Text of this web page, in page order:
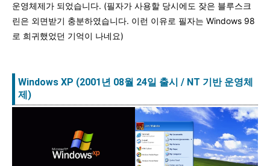
운영체제가 되었습니다. (필자가 사용할 당시에도 잦은 블루스크
린은 외면받기 충분하였습니다. 이런 이유로 필자는 Windows 98
로 희귀했었던 기억이 나네요)
Windows XP (2001년 08월 24일 출시 / NT 기반 운영체
제)